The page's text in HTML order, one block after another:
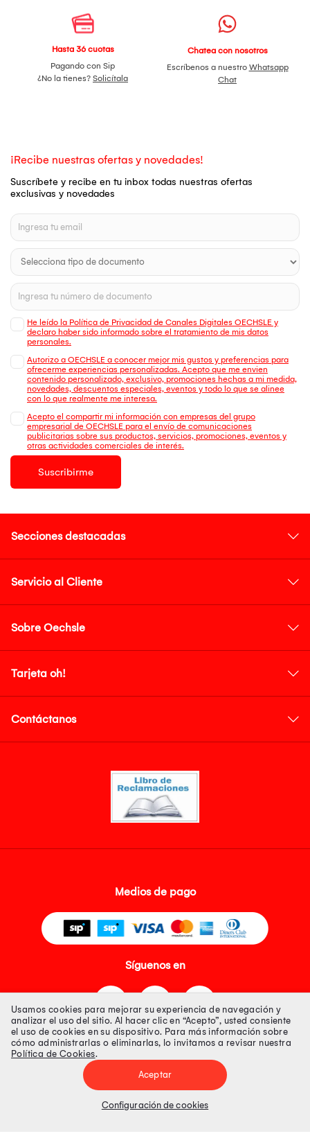
Hasta 36 cuotas
Pagando con Sip
¿No la tienes? Solicítala
Chatea con nosotros
Escríbenos a nuestro Whatsapp
Chat
¡Recibe nuestras ofertas y novedades!
Suscríbete y recibe en tu inbox todas nuestras ofertas
exclusivas y novedades
He leído la Política de Privacidad de Canales Digitales OECHSLE y
declaro haber sido informado sobre el tratamiento de mis datos
personales.
Autorizo a OECHSLE a conocer mejor mis gustos y preferencias para
ofrecerme experiencias personalizadas. Acepto que me envien
contenido personalizado, exclusivo, promociones hechas a mi medida,
novedades, descuentos especiales, eventos y todo lo que se alinee
con lo que realmente me interesa.
Acepto el compartir mi información con empresas del grupo
empresarial de OECHSLE para el envío de comunicaciones
publicitarias sobre sus productos, servicios, promociones, eventos y
otras actividades comerciales de interés.
Suscribirme
Secciones destacadas
Servicio al Cliente
Sobre Oechsle
Tarjeta oh!
Contáctanos
Medios de pago
Síguenos en
Tienda 100% Segura
Tiendas Peruanas S.A. R.U.C. Nº 20493020618. Todos los derechos
Precios disponibles solo en www.oechsle.pe. Precios online publicados
Usamos cookies para mejorar su experiencia de navegación y
analizar el uso del sitio. Al hacer clic en “Acepto”, usted consiente
el uso de cookies en su dispositivo. Para más información sobre
cómo administrarlas o eliminarlas, lo invitamos a revisar nuestra
Política de Cookies.
Aceptar
Configuración de cookies